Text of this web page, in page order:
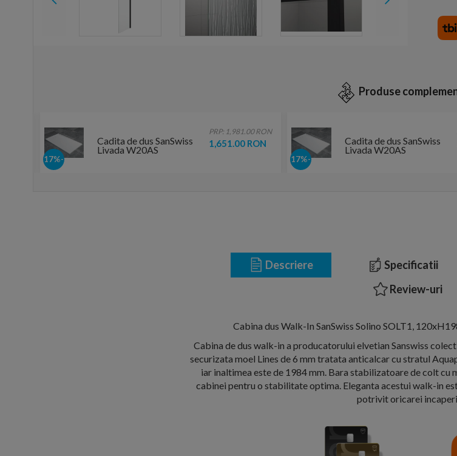
Produse
-17%
Cadita de dus SanSwiss
Livada W20AS
-17%
Cadita de dus SanSwiss
Livada W20AS
PRP: 1,981.00 RON
1,651.00 RON
Descriere Specificatii
Review-uri
Cabina dus Walk-In SanSwiss Solino SOLT1,
Cabina de dus walk-in a producatorului elvetian Sanswiss
securizata moel Lines de 6 mm tratata anticalcar cu stratul
iar inaltimea este de 1984 mm. Bara stabilizatoare de colt cu
cabinei pentru o stabilitate optima. Eleganta acestui walk-in
potrivit oricarei